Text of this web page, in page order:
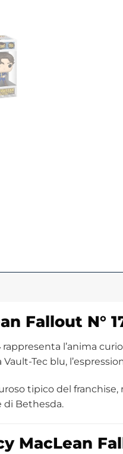
Fallout N°
rappresenta l’anima
Tec blu,
tipico del
di Bethesda.
MacLean